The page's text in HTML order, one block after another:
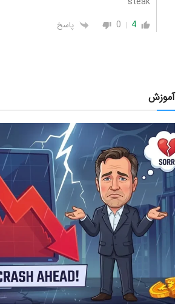
4
0 پاسخ
آموزش